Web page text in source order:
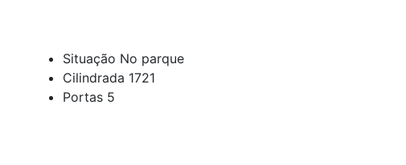
Situação No parque
Cilindrada 1721
Portas 5